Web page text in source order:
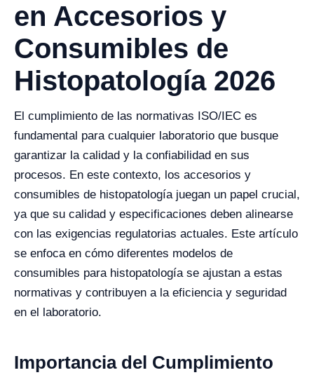
en Accesorios y
Consumibles de
Histopatología 2026
El cumplimiento de las normativas ISO/IEC es
fundamental para cualquier laboratorio que busque
garantizar la calidad y la confiabilidad en sus
procesos. En este contexto, los accesorios y
consumibles de histopatología juegan un papel crucial,
ya que su calidad y especificaciones deben alinearse
con las exigencias regulatorias actuales. Este artículo
se enfoca en cómo diferentes modelos de
consumibles para histopatología se ajustan a estas
normativas y contribuyen a la eficiencia y seguridad
en el laboratorio.
Importancia del Cumplimiento